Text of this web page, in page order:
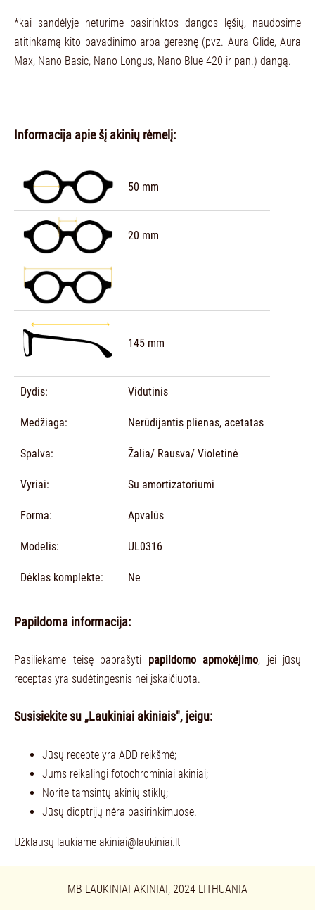
*kai sandėlyje neturime pasirinktos dangos lęšių, naudosime
atitinkamą kito pavadinimo arba geresnę (pvz. Aura Glide, Aura
Max, Nano Basic, Nano Longus, Nano Blue 420 ir pan.) dangą.
Informacija apie šį akinių rėmelį:
50 mm
20 mm
145 mm
Dydis: Vidutinis
Medžiaga: Nerūdijantis plienas, acetatas
Spalva: Žalia/ Rausva/ Violetinė
Vyriai: Su amortizatoriumi
Forma: Apvalūs
Modelis: UL0316
Dėklas komplekte: Ne
Papildoma informacija:
Pasiliekame teisę paprašyti papildomo apmokėjimo, jei jūsų
receptas yra sudėtingesnis nei įskaičiuota.
Susisiekite su „Laukiniai akiniais", jeigu:
Jūsų recepte yra ADD reikšmė;
Jums reikalingi fotochrominiai akiniai;
Norite tamsintų akinių stiklų;
Jūsų dioptrijų nėra pasirinkimuose.
Užklausų laukiame akiniai@laukiniai.lt
MB LAUKINIAI AKINIAI, 2024 LITHUANIA